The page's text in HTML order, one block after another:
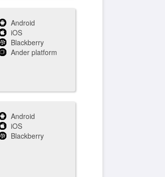
Android
iOS
Blackberry
Ander platform
Android
iOS
Blackberry